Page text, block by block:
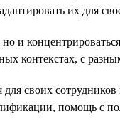
их для
и
контекстах, с
своих
помощь с